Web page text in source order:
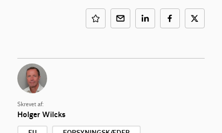
Skrevet af:
Holger Wilcks